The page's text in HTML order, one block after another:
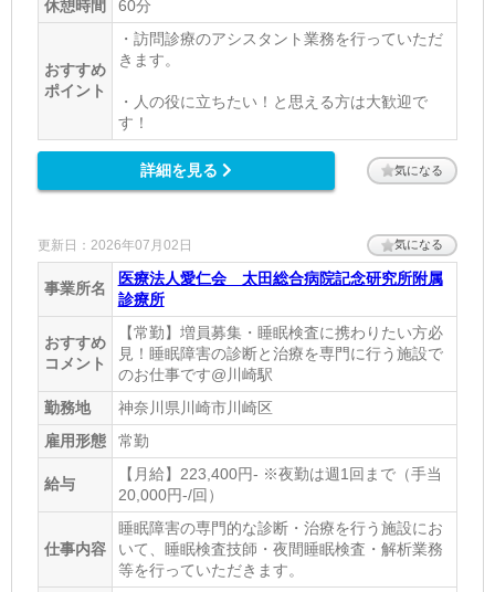
休憩時間
60分
おすすめ
ポイント
・訪問診療のアシスタント業務を行っていただ
きます。
・人の役に立ちたい！と思える方は大歓迎で
す！
詳細を見る 気になる
更新日：2026年07月02日 気になる
事業所名
医療法人愛仁会 太田総合病院記念研究所附属
診療所
おすすめ
コメント
【常勤】増員募集・睡眠検査に携わりたい方必
見！睡眠障害の診断と治療を専門に行う施設で
のお仕事です@川崎駅
勤務地
神奈川県川崎市川崎区
雇用形態
常勤
給与
【月給】223,400円- ※夜勤は週1回まで（手当
20,000円-/回）
仕事内容
睡眠障害の専門的な診断・治療を行う施設にお
いて、睡眠検査技師・夜間睡眠検査・解析業務
等を行っていただきます。